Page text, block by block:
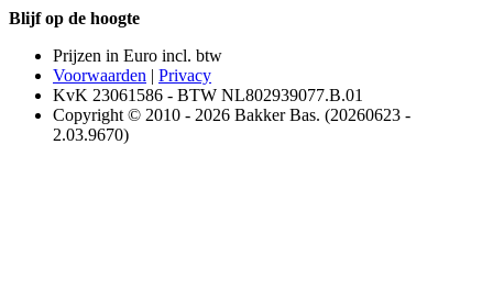
Blijf op de hoogte
Prijzen in Euro incl. btw
Voorwaarden | Privacy
KvK 23061586 - BTW NL802939077.B.01
Copyright © 2010 - 2026 Bakker Bas. (20260623 -
2.03.9670)